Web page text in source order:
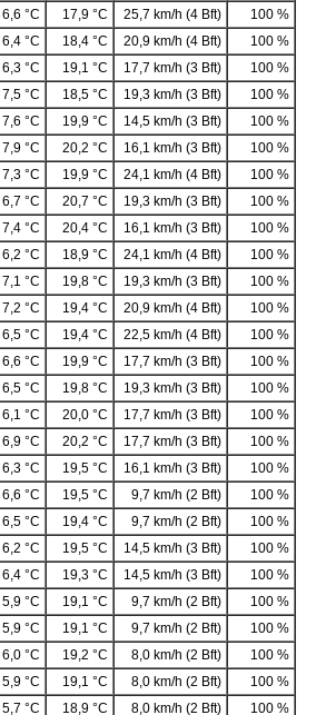
6,6 °C 17,9 °C 25,7 km/h (4 Bft)
100 %
6,4 °C 18,4 °C 20,9 km/h (4 Bft)
100 %
6,3 °C 19,1 °C 17,7 km/h (3 Bft)
100 %
7,5 °C 18,5 °C 19,3 km/h (3 Bft)
100 %
7,6 °C 19,9 °C 14,5 km/h (3 Bft)
100 %
7,9 °C 20,2 °C 16,1 km/h (3 Bft)
100 %
7,3 °C 19,9 °C 24,1 km/h (4 Bft)
100 %
6,7 °C 20,7 °C 19,3 km/h (3 Bft)
100 %
7,4 °C 20,4 °C 16,1 km/h (3 Bft)
100 %
6,2 °C 18,9 °C 24,1 km/h (4 Bft)
100 %
7,1 °C 19,8 °C 19,3 km/h (3 Bft)
100 %
7,2 °C 19,4 °C 20,9 km/h (4 Bft)
100 %
6,5 °C 19,4 °C 22,5 km/h (4 Bft)
100 %
6,6 °C 19,9 °C 17,7 km/h (3 Bft)
100 %
6,5 °C 19,8 °C 19,3 km/h (3 Bft)
100 %
6,1 °C 20,0 °C 17,7 km/h (3 Bft)
100 %
6,9 °C 20,2 °C 17,7 km/h (3 Bft)
100 %
6,3 °C 19,5 °C 16,1 km/h (3 Bft)
100 %
6,6 °C 19,5 °C 9,7 km/h (2 Bft)
100 %
6,5 °C 19,4 °C 9,7 km/h (2 Bft)
100 %
6,2 °C 19,5 °C 14,5 km/h (3 Bft)
100 %
6,4 °C 19,3 °C 14,5 km/h (3 Bft)
100 %
5,9 °C 19,1 °C 9,7 km/h (2 Bft)
100 %
5,9 °C 19,1 °C 9,7 km/h (2 Bft)
100 %
6,0 °C 19,2 °C 8,0 km/h (2 Bft)
100 %
5,9 °C 19,1 °C 8,0 km/h (2 Bft)
100 %
5,7 °C 18,9 °C 8,0 km/h (2 Bft)
100 %